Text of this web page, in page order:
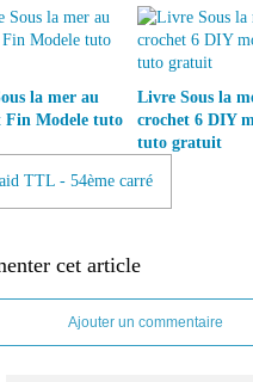
la mer au
Fin Modele tuto
Livre Sous la
crochet 6 DIY
tuto gratuit
TTL - 54ème carré
cet article
Ajouter un commentaire